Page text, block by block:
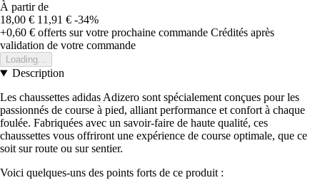
À partir de
18,00 € 11,91 € -34%
+0,60 € offerts sur votre prochaine commande Crédités après
validation de votre commande
Loading...
Description
Les chaussettes adidas Adizero sont spécialement conçues pour les
passionnés de course à pied, alliant performance et confort à chaque
foulée. Fabriquées avec un savoir-faire de haute qualité, ces
chaussettes vous offriront une expérience de course optimale, que ce
soit sur route ou sur sentier.
Voici quelques-uns des points forts de ce produit :